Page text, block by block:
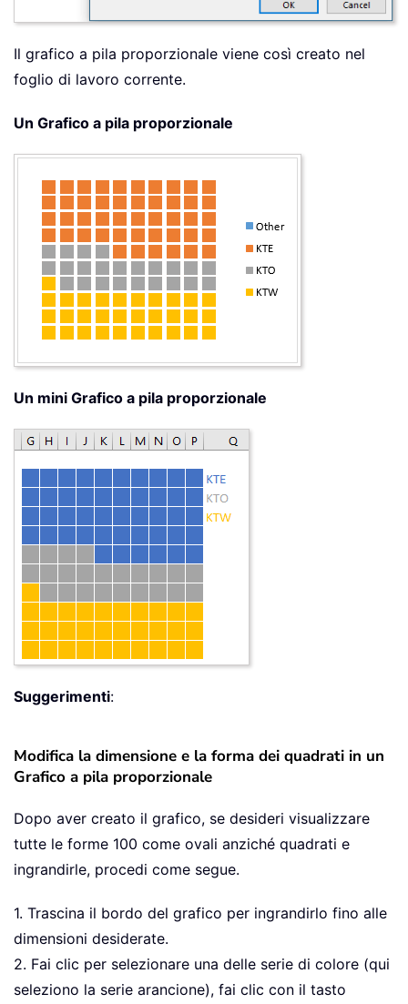
Il grafico a pila proporzionale viene così creato nel
foglio di lavoro corrente.
Un Grafico a pila proporzionale
Un mini Grafico a pila proporzionale
Suggerimenti:
Modifica la dimensione e la forma dei quadrati in un
Grafico a pila proporzionale
Dopo aver creato il grafico, se desideri visualizzare
tutte le forme 100 come ovali anziché quadrati e
ingrandirle, procedi come segue.
1. Trascina il bordo del grafico per ingrandirlo fino alle
dimensioni desiderate.
2. Fai clic per selezionare una delle serie di colore (qui
seleziono la serie arancione), fai clic con il tasto